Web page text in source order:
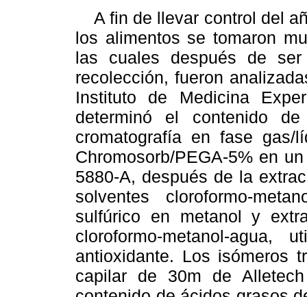
A fin de llevar control del
los alimentos se tomaron
las cuales después de
recolección, fueron
Instituto de Medicina
determinó el contenido
cromatografía en fase gas/
Chromosorb/PEGA-5% en
5880-A, después de la
solventes cloroformo-
sulfúrico en metanol y
cloroformo-metanol-agua,
antioxidante. Los isómeros
capilar de 30m de